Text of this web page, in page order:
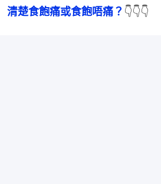
清楚食飽痛或食飽唔痛？ 👇👇👇